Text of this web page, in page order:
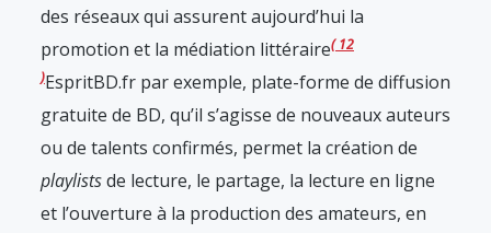
des réseaux qui assurent aujourd’hui la
promotion et la médiation littéraire 12
EspritBD.fr par exemple, plate-forme de diffusion
gratuite de BD, qu’il s’agisse de nouveaux auteurs
ou de talents confirmés, permet la création de
playlistsde lecture, le partage, la lecture en ligne
et l’ouverture à la production des amateurs, en